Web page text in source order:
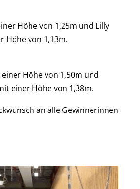
Höhe von 1,25m und Lilly
Höhe von 1,13m.
einer Höhe von 1,50m und
einer Höhe von 1,38m.
an alle Gewinnerinnen